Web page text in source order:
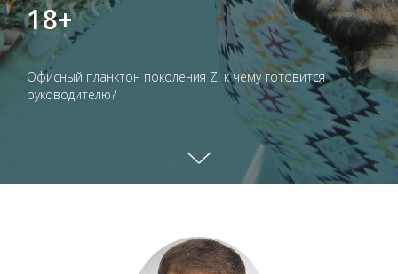
18+
Офисный планктон поколения Z: к чему готовится
руководителю?